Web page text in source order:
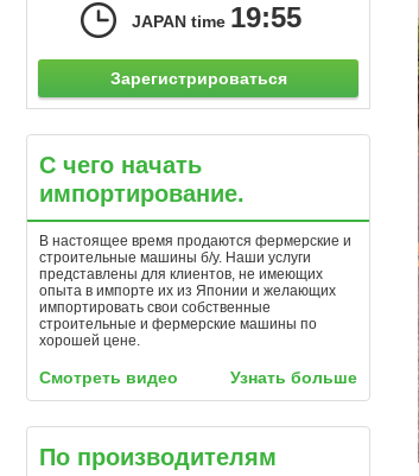
JAPAN time 19:55
Зарегистрироваться
С чего начать
импортирование.
В настоящее время продаются фермерские и
строительные машины б/у. Наши услуги
представлены для клиентов, не имеющих
опыта в импорте их из Японии и желающих
импортировать свои собственные
строительные и фермерские машины по
хорошей цене.
Смотреть видео Узнать больше
По производителям